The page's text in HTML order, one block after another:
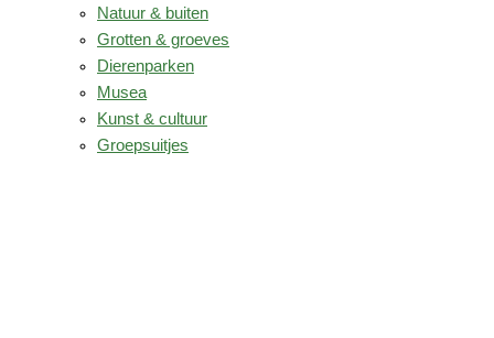
Natuur & buiten
Grotten & groeves
Dierenparken
Musea
Kunst & cultuur
Groepsuitjes